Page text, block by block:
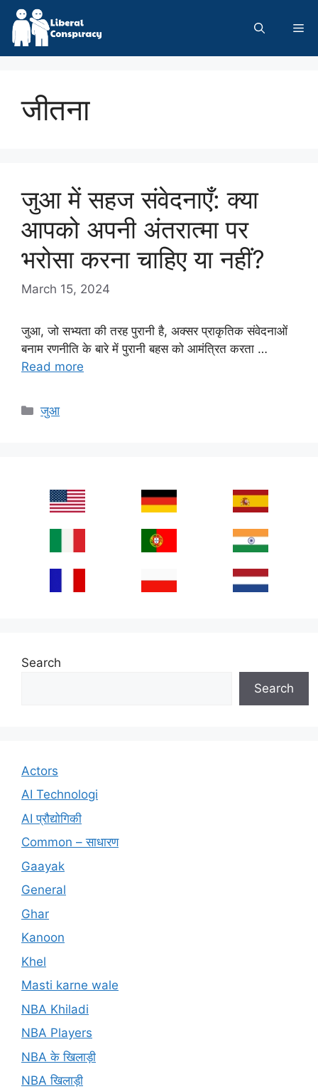
Skip
content
जीतना
जुआ में सहज संवेदनाएँ: क्या
आपको अपनी अंतरात्मा पर
भरोसा करना चाहिए या नहीं?
March 15, 2024
जुआ, जो सभ्यता की तरह पुरानी है, अक्सर प्राकृतिक संवेदनाओं
बनाम रणनीति के बारे में पुरानी बहस को आमंत्रित करता …
Read more
Categories
जुआ
Search
Search
Actors
AI Technologi
AI प्रौद्योगिकी
Common – साधारण
Gaayak
General
Ghar
Kanoon
Khel
Masti karne wale
NBA Khiladi
NBA Players
NBA के खिलाड़ी
NBA खिलाड़ी